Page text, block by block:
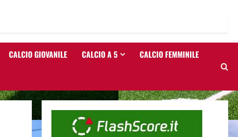
CALCIO GIOVANILE CALCIO A 5 CALCIO FEMMINILE